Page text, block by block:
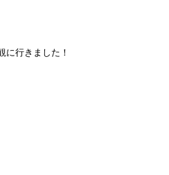
に行きました！